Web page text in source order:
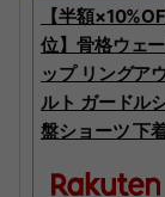
【半額
位】骨格ウェ
ップ リングア
ルト ガードル
盤ショーツ 下